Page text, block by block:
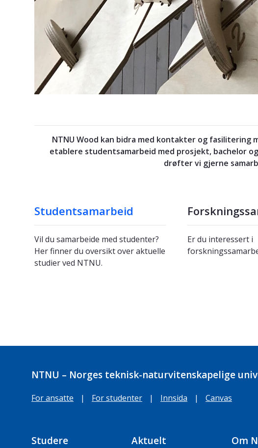
NTNU Wood kan bidra med kontakter og
etablere studentsamarbeid med prosjekt, bachelor
drøfter vi gjerne
Studentsamarbeid
Vil du samarbeide med studenter?
Her finner du oversikt over aktuelle
studier ved NTNU.
Er du interessert i
NTNU – Norges teknisk-naturvitenskapelige
For ansatte | For studenter | Innsida | Canvas
Studere Aktuelt Om